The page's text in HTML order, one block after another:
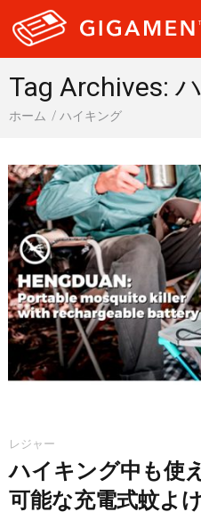
ギア
レジャー
ヘルス・健康
仮想通貨
Tag Archives:
ホーム ハイキング
レジャー
ハイキング中も使
可能な充電式蚊よ